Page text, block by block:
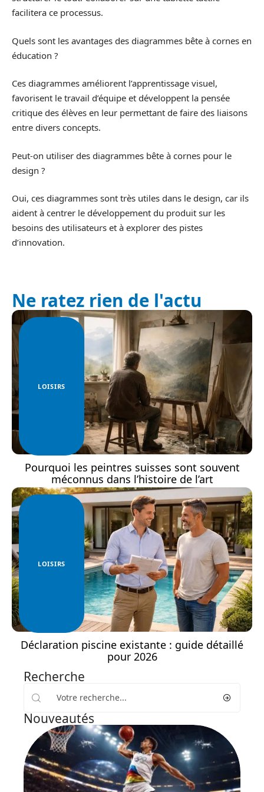
facilitera ce processus.
Quels sont les avantages des diagrammes bête à cornes en
éducation ?
Ces diagrammes améliorent l’apprentissage visuel,
favorisent le travail d’équipe et développent la pensée
critique des élèves en leur permettant de faire des liaisons
entre divers concepts.
Peut-on utiliser des diagrammes bête à cornes pour le
design ?
Oui, ces diagrammes sont très utiles dans le design, car ils
aident à centrer le développement du produit sur les
besoins des utilisateurs et à explorer des pistes
d’innovation.
Ne ratez rien de l'actu
LOISIRS
Pourquoi les peintres suisses sont souvent
méconnus dans l’histoire de l’art
LOISIRS
Déclaration piscine existante : guide détaillé
pour 2026
Recherche
Nouveautés